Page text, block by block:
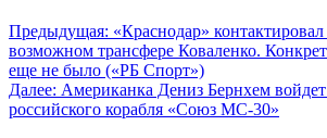
Предыдущая: «Краснодар»
возможном трансфере Коваленко.
еще не было («РБ Спорт»)
Далее: Американка Дениз Бернхем
российского корабля «Союз МС-30»